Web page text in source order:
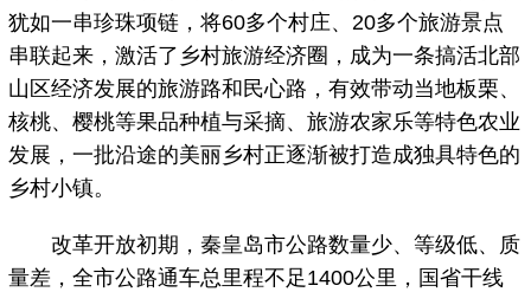
犹如一串珍珠项链，将60多个村庄、20多个旅游景点
串联起来，激活了乡村旅游经济圈，成为一条搞活北部
山区经济发展的旅游路和民心路，有效带动当地板栗、
核桃、樱桃等果品种植与采摘、旅游农家乐等特色农业
发展，一批沿途的美丽乡村正逐渐被打造成独具特色的
乡村小镇。
改革开放初期，秦皇岛市公路数量少、等级低、质
量差，全市公路通车总里程不足1400公里，国省干线